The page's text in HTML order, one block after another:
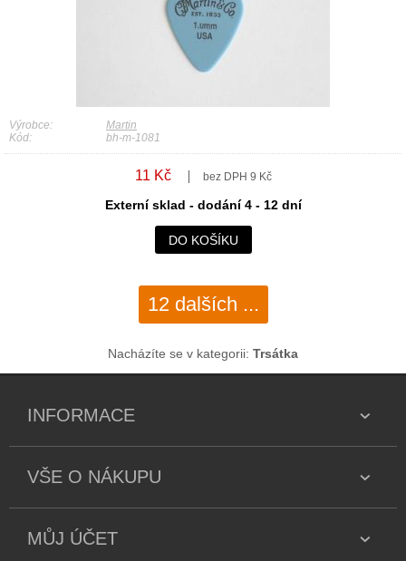
Výrobce:
Martin
Kód:
bh-m-1081
11 Kč bez DPH 9 Kč
Externí sklad - dodání 4 - 12 dní
DO KOŠÍKU
12 dalších ...
Nacházíte se v kategorii: Trsátka
INFORMACE
VŠE O NÁKUPU
MŮJ ÚČET